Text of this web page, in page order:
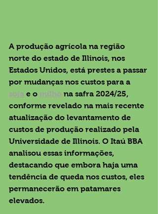
A produção agrícola na região
norte do estado de Illinois, nos
Estados Unidos, está prestes a passar
por mudanças nos custos para a
soja e o milho na safra 2024/25,
conforme revelado na mais recente
atualização do levantamento de
custos de produção realizado pela
Universidade de Illinois. O Itaú BBA
analisou essas informações,
destacando que embora haja uma
tendência de queda nos custos, eles
permanecerão em patamares
elevados.